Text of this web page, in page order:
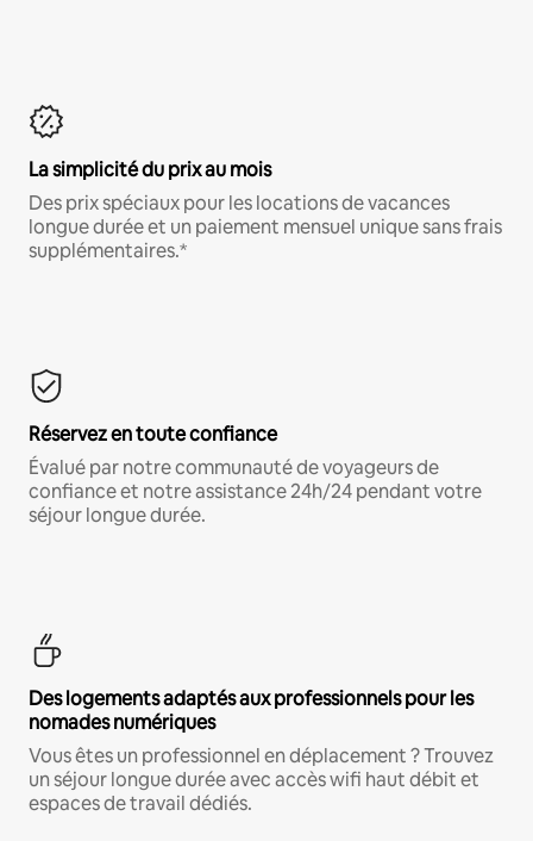
La simplicité du prix au mois
Des prix spéciaux pour les locations de vacances
longue durée et un paiement mensuel unique sans frais
supplémentaires.*
Réservez en toute confiance
Évalué par notre communauté de voyageurs de
confiance et notre assistance 24h/24 pendant votre
séjour longue durée.
Des logements adaptés aux professionnels pour les
nomades numériques
Vous êtes un professionnel en déplacement ? Trouvez
un séjour longue durée avec accès wifi haut débit et
espaces de travail dédiés.